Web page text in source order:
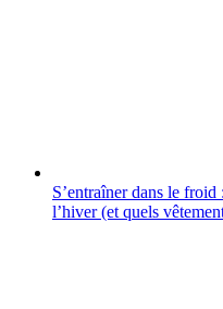
S’entraîner dans le
l’hiver (et quels